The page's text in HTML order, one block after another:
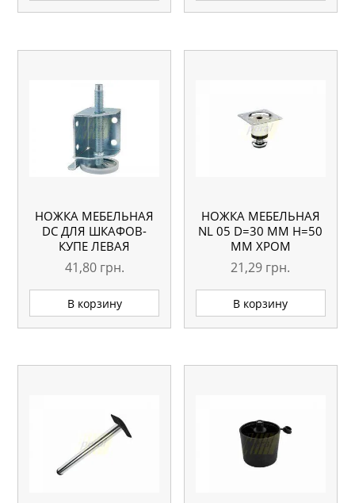
НОЖКА МЕБЕЛЬНАЯ
DC ДЛЯ ШКАФОВ-
КУПЕ ЛЕВАЯ
41,80 грн.
В корзину
НОЖКА МЕБЕЛЬНАЯ
NL 05 D=30 ММ H=50
ММ ХРОМ
21,29 грн.
В корзину